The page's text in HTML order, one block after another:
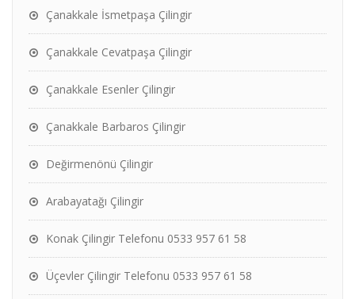
Çanakkale İsmetpaşa Çilingir
Çanakkale Cevatpaşa Çilingir
Çanakkale Esenler Çilingir
Çanakkale Barbaros Çilingir
Değirmenönü Çilingir
Arabayatağı Çilingir
Konak Çilingir Telefonu 0533 957 61 58
Üçevler Çilingir Telefonu 0533 957 61 58